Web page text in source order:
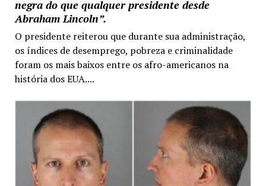
negra do que qualquer presidente desde
Abraham Lincoln”.
O presidente reiterou que durante sua administração,
os índices de desemprego, pobreza e criminalidade
foram os mais baixos entre os afro-americanos na
história dos EUA....